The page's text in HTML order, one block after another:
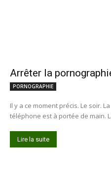
Arrêter la
PORNOGRAPHIE
Il y a ce moment précis. Le soir.
téléphone est à portée de main.
Lire la suite